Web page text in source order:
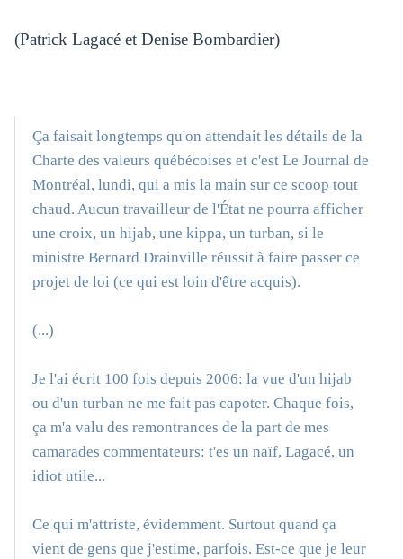
(Patrick Lagacé et Denise Bombardier)
Ça faisait longtemps qu'on attendait les détails de la
Charte des valeurs québécoises et c'est Le Journal de
Montréal, lundi, qui a mis la main sur ce scoop tout
chaud. Aucun travailleur de l'État ne pourra afficher
une croix, un hijab, une kippa, un turban, si le
ministre Bernard Drainville réussit à faire passer ce
projet de loi (ce qui est loin d'être acquis).
(...)
Je l'ai écrit 100 fois depuis 2006: la vue d'un hijab
ou d'un turban ne me fait pas capoter. Chaque fois,
ça m'a valu des remontrances de la part de mes
camarades commentateurs: t'es un naïf, Lagacé, un
idiot utile...
Ce qui m'attriste, évidemment. Surtout quand ça
vient de gens que j'estime, parfois. Est-ce que je leur